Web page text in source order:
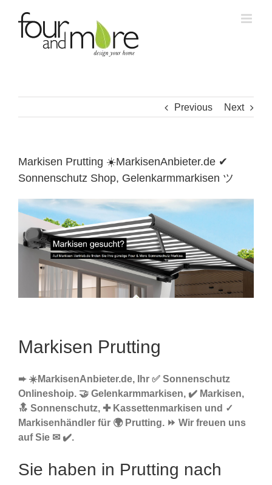
content
Previous Next
Markisen Prutting ☀️MarkisenAnbieter.de ✔
Sonnenschutz Shop, Gelenkarmmarkisen ツ
Markisen Prutting
➨ ☀️MarkisenAnbieter.de, Ihr ✅ Sonnenschutz
Onlineshoip. 🤝 Gelenkarmmarkisen, ✔️ Markisen,
🔝 Sonnenschutz, ✚ Kassettenmarkisen und ✓
Markisenhändler für 🌍 Prutting. ⏩ Wir freuen uns
auf Sie ✉ ✔️.
Sie haben in Prutting nach